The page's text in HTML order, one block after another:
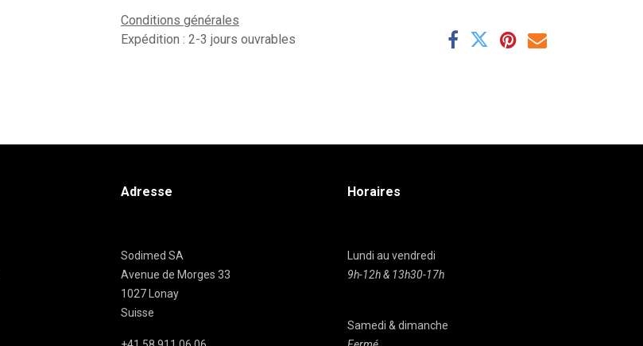
Conditions générales
Expédition : 2-3 jours ouvrables
Adresse
Sodimed SA
Avenue de Morges 33
1027 Lonay
Suisse
Horaires
Lundi au vendredi
9h-12h & 13h30-17h
Samedi & dimanche